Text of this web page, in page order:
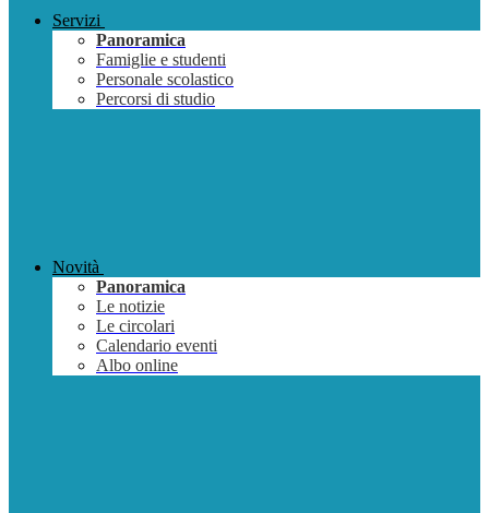
Servizi
Panoramica
Famiglie e studenti
Personale scolastico
Percorsi di studio
Novità
Panoramica
Le notizie
Le circolari
Calendario eventi
Albo online